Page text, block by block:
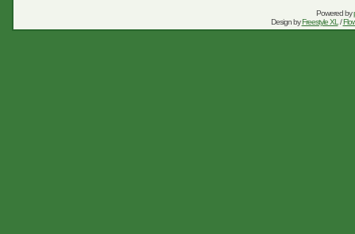
Powered by
Design byFreestyle XL /